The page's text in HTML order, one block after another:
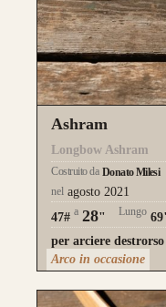
Guarda
Ashram
Longbow Ashram
Costruito da Donato Milesi
nel agosto 2021
47# a 28" Lungo
per arciere destrorso
Arco in occasione